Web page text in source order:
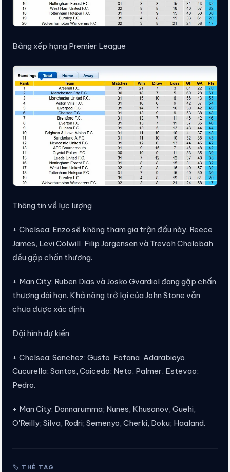
Bảng xếp hạng Premier League
Thông tin về lực lượng
+ Chelsea: Enzo sẽ không tham gia trận đấu này. Reece
James, Levi Colwill, Filip Jorgensen và Trevoh Chalobah
đều gặp chấn thương.
+ Man City: Ruben Dias và Josko Gvardiol đang gặp chấn
thương dài hạn. Khả năng trở lại của John Stone vẫn
chưa được xác định.
Đội hình dự kiến
+ Chelsea: Sanchez; Gusto, Fofana, Adarabioyo,
Cucurella; Santos, Caicedo; Neto, Palmer, Estevao;
Pedro.
+ Man City: Donnarumma; Nunes, Khusanov, Guehi,
O'Reilly; Silva, Rodri; Semenyo, Cherki, Doku; Haaland.
🏷 THẺ TAG